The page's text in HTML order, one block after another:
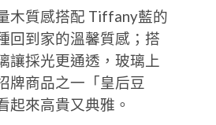
木質感搭配 Tiffany藍的
回到家的溫馨質感；搭
讓採光更通透，玻璃上
牌商品之一「皇后豆
起來高貴又典雅。